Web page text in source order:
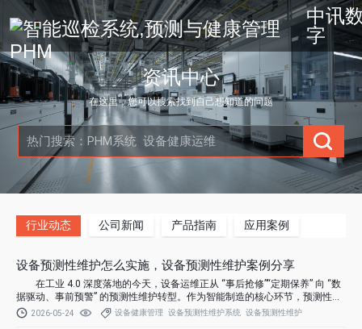
中讯
字
资讯中心
在这里，您可以搜索找到自己想知道的问题
行业动态 公司新闻 产品指南 应用案例
设备预测性维护怎么实施，设备预测性维护案例分享
在工业 4.0 深度落地的今天，设备运维正从 “事后抢修”“定期保养” 向 “数
据驱动、事前预警” 的预测性维护转型。作为智能制造的核心环节，预测性维
护通过实时监测设备状态、AI 模型分析退化趋势、精准预警潜在故障，帮助
2026-05-24 设备健康管理 设备预测性维护系统 设备预测性维护